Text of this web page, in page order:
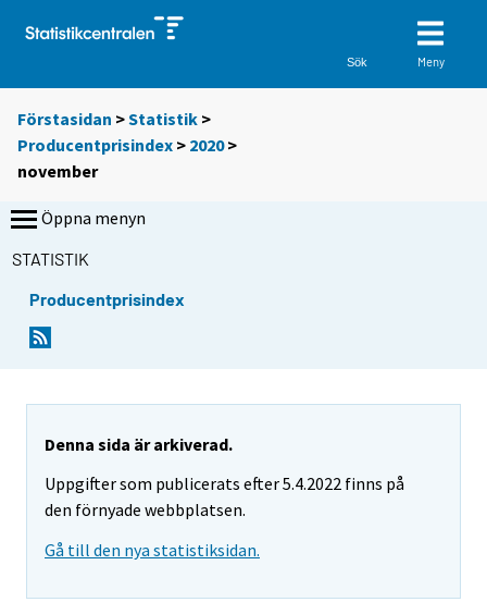
Sök Meny
Förstasidan >Statistik >
Producentprisindex > 2020>
november
Öppna menyn
STATISTIK
Producentprisindex
Denna sida är arkiverad.
Uppgifter som publicerats efter 5.4.2022 finns på
den förnyade webbplatsen.
Gå till den nya statistiksidan.